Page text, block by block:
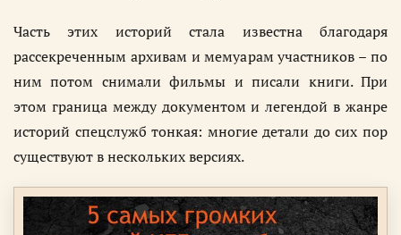
Часть этих историй стала известна благодаря
рассекреченным архивам и мемуарам участников – по
ним потом снимали фильмы и писали книги. При
этом граница между документом и легендой в жанре
историй спецслужб тонкая: многие детали до сих пор
существуют в нескольких версиях.